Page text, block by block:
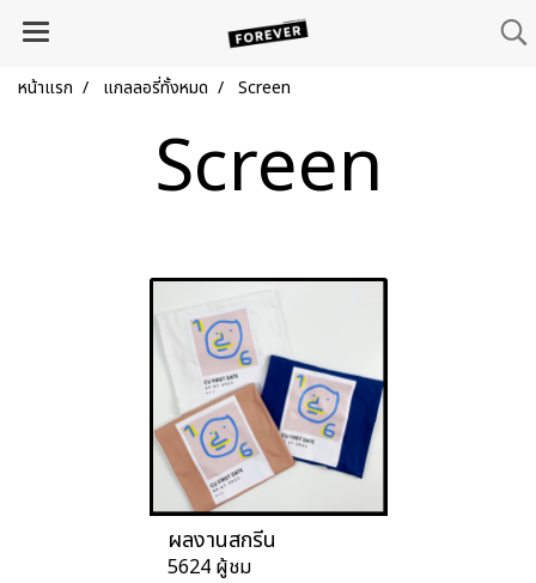
หน้าแรก แกลลอรี่ทั้งหมด Screen
Screen
ผลงานสกรีน
5624 ผู้ชม